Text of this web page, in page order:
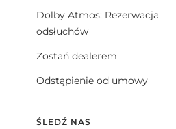
Dolby Atmos: Rezerwacja
odsłuchów
Zostań dealerem
Odstąpienie od umowy
ŚLEDŹ NAS